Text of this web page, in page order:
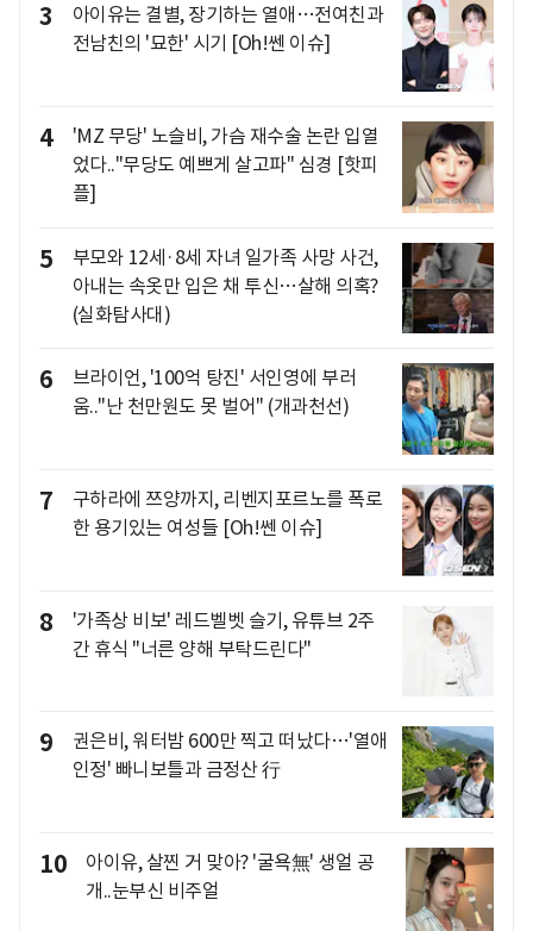
3
아이유는 결별, 장기하는 열애…전여친과
전남친의 '묘한' 시기 [Oh!쎈 이슈]
4
'MZ 무당' 노슬비, 가슴 재수술 논란 입열
었다.."무당도 예쁘게 살고파" 심경 [핫피
플]
5
부모와 12세·8세 자녀 일가족 사망 사건,
아내는 속옷만 입은 채 투신…살해 의혹?
(실화탐사대)
6
브라이언, '100억 탕진' 서인영에 부러
움.."난 천만원도 못 벌어" (개과천선)
7
구하라에 쯔양까지, 리벤지포르노를 폭로
한 용기있는 여성들 [Oh!쎈 이슈]
8
'가족상 비보' 레드벨벳 슬기, 유튜브 2주
간 휴식 "너른 양해 부탁드린다"
9
권은비, 워터밤 600만 찍고 떠났다…'열애
인정' 빠니보틀과 금정산 行
10
아이유, 살찐 거 맞아? '굴욕無' 생얼 공
개..눈부신 비주얼